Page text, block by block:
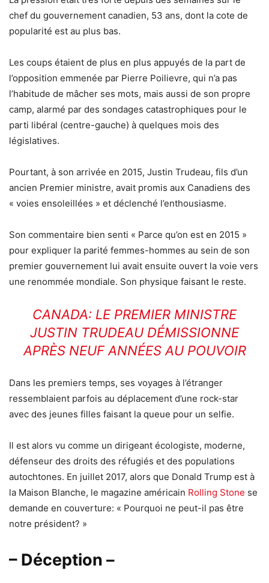
chef du gouvernement canadien, 53 ans, dont la cote de
popularité est au plus bas.
Les coups étaient de plus en plus appuyés de la part de
l’opposition emmenée par Pierre Poilievre, qui n’a pas
l’habitude de mâcher ses mots, mais aussi de son propre
camp, alarmé par des sondages catastrophiques pour le
parti libéral (centre-gauche) à quelques mois des
législatives.
Pourtant, à son arrivée en 2015, Justin Trudeau, fils d’un
ancien Premier ministre, avait promis aux Canadiens des
« voies ensoleillées » et déclenché l’enthousiasme.
Son commentaire bien senti « Parce qu’on est en 2015 »
pour expliquer la parité femmes-hommes au sein de son
premier gouvernement lui avait ensuite ouvert la voie vers
une renommée mondiale. Son physique faisant le reste.
CANADA: LE PREMIER MINISTRE
JUSTIN TRUDEAU DÉMISSIONNE
APRÈS NEUF ANNÉES AU POUVOIR
Dans les premiers temps, ses voyages à l’étranger
ressemblaient parfois au déplacement d’une rock-star
avec des jeunes filles faisant la queue pour un selfie.
Il est alors vu comme un dirigeant écologiste, moderne,
défenseur des droits des réfugiés et des populations
autochtones. En juillet 2017, alors que Donald Trump est à
la Maison Blanche, le magazine américain Rolling Stone se
demande en couverture: « Pourquoi ne peut-il pas être
notre président? »
– Déception –